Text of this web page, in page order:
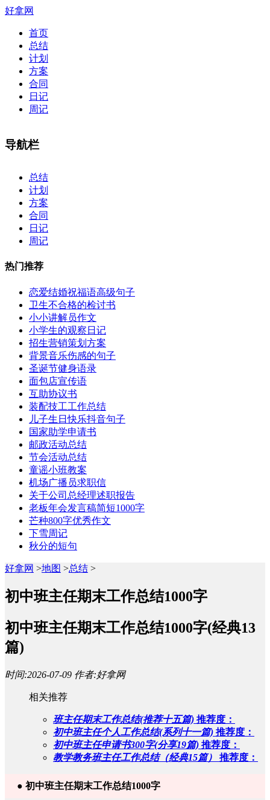
好拿网
首页
总结
计划
方案
合同
日记
周记
导航栏
总结
计划
方案
合同
日记
周记
热门推荐
恋爱结婚祝福语高级句子
卫生不合格的检讨书
小小讲解员作文
小学生的观察日记
招生营销策划方案
背景音乐伤感的句子
圣诞节健身语录
面包店宣传语
互助协议书
装配技工工作总结
儿子生日快乐抖音句子
国家助学申请书
邮政活动总结
节会活动总结
童谣小班教案
机场广播员求职信
关于公司总经理述职报告
老板年会发言稿简短1000字
芒种800字优秀作文
下雪周记
秋分的短句
好拿网 >地图 >总结 >
初中班主任期末工作总结1000字
初中班主任期末工作总结1000字(经典13
篇)
时间:2026-07-09 作者:好拿网
相关推荐
班主任期末工作总结(推荐十五篇) 推荐度：
初中班主任个人工作总结(系列十一篇) 推荐度：
初中班主任申请书300字(分享19篇) 推荐度：
教学教务班主任工作总结（经典15篇）
推荐度：
● 初中班主任期末工作总结1000字